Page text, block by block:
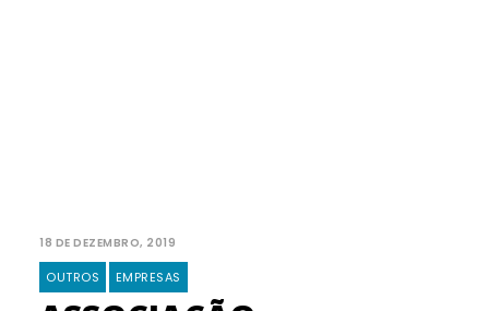
18 DE DEZEMBRO, 2019
OUTROS EMPRESAS